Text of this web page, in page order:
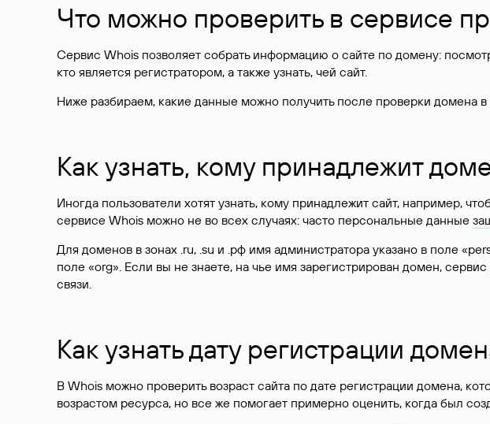
Что можно проверить в сервисе
Сервис Whois позволяет собрать информацию о сайте по домену:
кто является регистратором, а также узнать, чей сайт.
Ниже разбираем, какие данные можно получить после проверки домена
Как узнать, кому принадлежит
Иногда пользователи хотят узнать, кому принадлежит сайт, например,
сервисе Whois можно не во всех случаях: часто персональные данные
Для доменов в зонах .ru, .su и .рф имя администратора указано в поле
поле «org». Если вы не знаете, на чье имя зарегистрирован домен,
связи.
Как узнать дату регистрации
В Whois можно проверить возраст сайта по дате регистрации домена,
возрастом ресурса, но все же помогает примерно оценить, когда был